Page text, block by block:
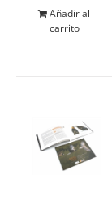
Añadir al
carrito